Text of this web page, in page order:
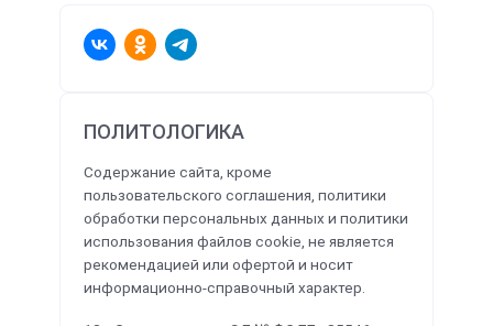
ПОЛИТОЛОГИКА
Содержание сайта, кроме
пользовательского соглашения, политики
обработки персональных данных и политики
использования файлов cookie, не является
рекомендацией или офертой и носит
информационно-справочный характер.